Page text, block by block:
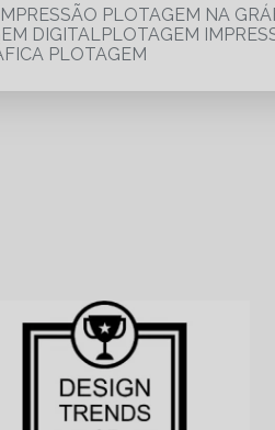
IMPRESSÃO PLOTAGEM NA
DIGITAL PLOTAGEM
PLOTAGEM